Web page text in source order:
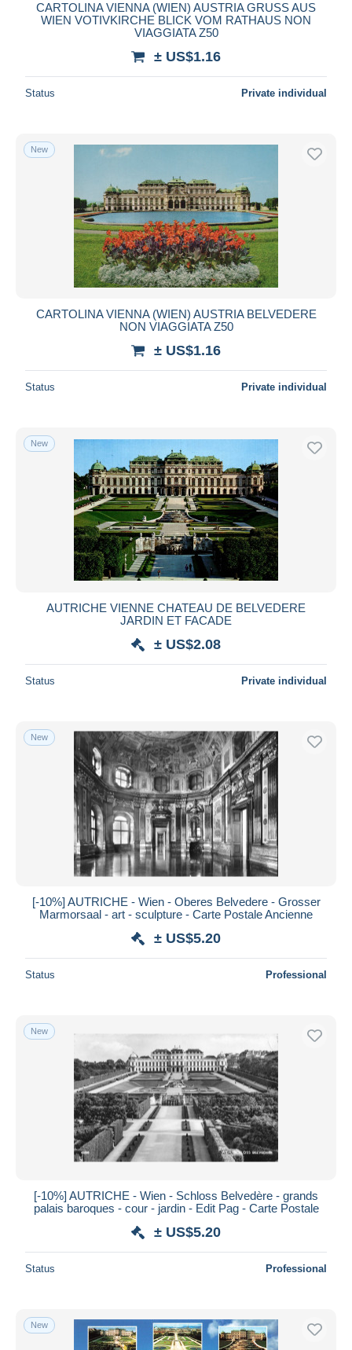
CARTOLINA VIENNA (WIEN) AUSTRIA GRUSS AUS
WIEN VOTIVKIRCHE BLICK VOM RATHAUS NON
VIAGGIATA Z50
± US$1.16
Status Private individual
New
CARTOLINA VIENNA (WIEN) AUSTRIA BELVEDERE
NON VIAGGIATA Z50
± US$1.16
Status Private individual
New
AUTRICHE VIENNE CHATEAU DE BELVEDERE
JARDIN ET FACADE
± US$2.08
Status Private individual
New
[-10%] AUTRICHE - Wien - Oberes Belvedere - Grosser
Marmorsaal - art - sculpture - Carte Postale Ancienne
± US$5.20
Status Professional
New
[-10%] AUTRICHE - Wien - Schloss Belvedère - grands
palais baroques - cour - jardin - Edit Pag - Carte Postale
± US$5.20
Status Professional
New